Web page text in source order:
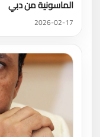
الماسونية من دبي
2026-02-17